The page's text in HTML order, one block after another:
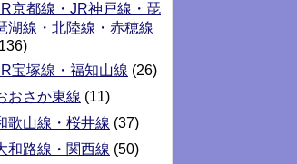
京都線・JR神戸線・琵
湖線・北陸線・赤穂線
宝塚線・福知山線 (26)
おさか東線 (11)
歌山線・桜井線 (37)
和路線・関西線 (50)